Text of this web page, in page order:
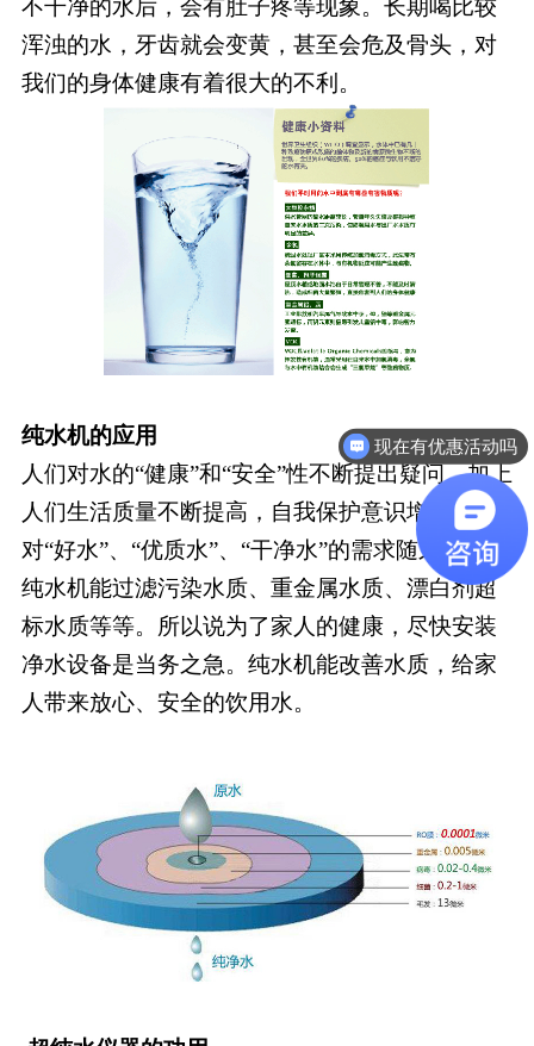
浑浊的水，牙齿就会变黄，甚至会危及骨头，对
我们的身体健康有着很大的不利。
纯水机的应用
人们对水的“健康”和“安全”性不断提出疑问，加上
人们生活质量不断提高，自我保护意识增强，
对“好水”、“优质水”、“干净水”的需求随之产生。
纯水机能过滤污染水质、重金属水质、漂白剂超
标水质等等。所以说为了家人的健康，尽快安装
净水设备是当务之急。纯水机能改善水质，给家
人带来放心、安全的饮用水。
可以介绍下你们的产品么
现在有优惠活动吗